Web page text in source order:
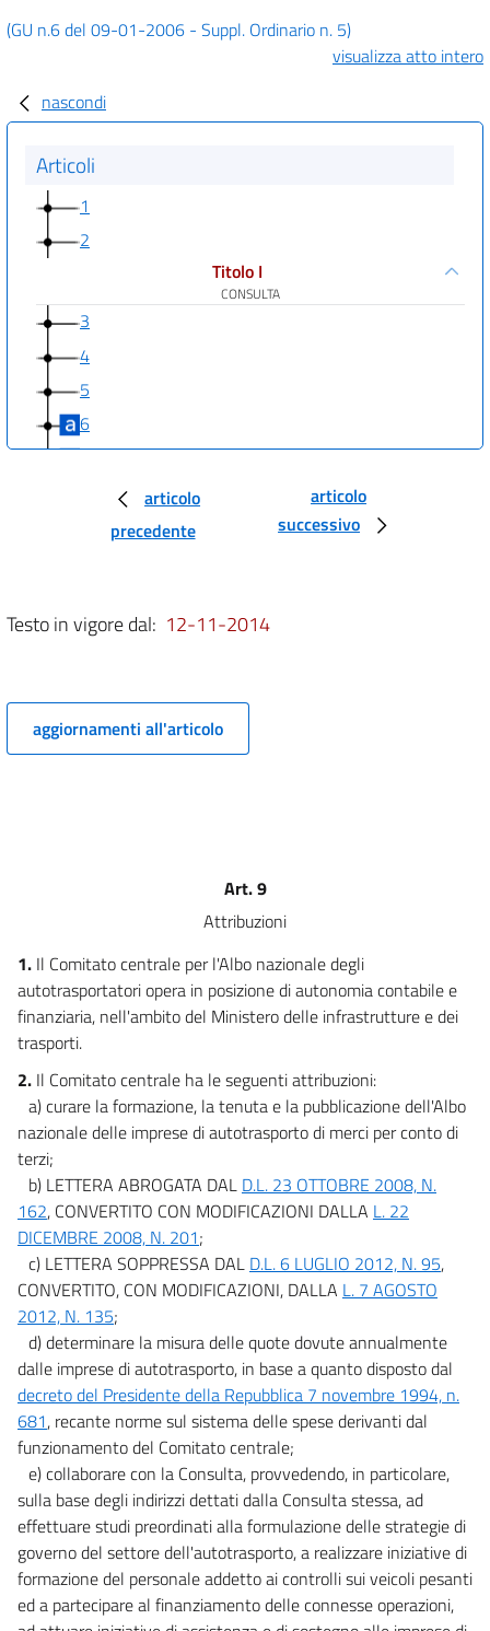
(GU n.6 del 09-01-2006 - Suppl. Ordinario n. 5)
visualizza atto intero
nascondi
Articoli
1
2
Titolo I
CONSULTA
3
4
5
6
7
COMITATO CENTRALE
11
13
14
articolo
precedente
articolo
successivo
Testo in vigore dal: 12-11-2014
aggiornamenti all'articolo
Art. 9
Attribuzioni
1. Il Comitato centrale per l'Albo nazionale degli
autotrasportatori opera in posizione di autonomia contabile e
finanziaria, nell'ambito del Ministero delle infrastrutture e dei
trasporti.
2. Il Comitato centrale ha le seguenti attribuzioni:
a) curare la formazione, la tenuta e la pubblicazione dell'Albo
nazionale delle imprese di autotrasporto di merci per conto di
terzi;
b) LETTERA ABROGATA DAL D.L. 23 OTTOBRE 2008, N.
162, CONVERTITO CON MODIFICAZIONI DALLA L. 22
DICEMBRE 2008, N. 201;
c) LETTERA SOPPRESSA DAL D.L. 6 LUGLIO 2012, N. 95,
CONVERTITO, CON MODIFICAZIONI, DALLA L. 7 AGOSTO
2012, N. 135;
d) determinare la misura delle quote dovute annualmente
dalle imprese di autotrasporto, in base a quanto disposto dal
decreto del Presidente della Repubblica 7 novembre 1994, n.
681, recante norme sul sistema delle spese derivanti dal
funzionamento del Comitato centrale;
e) collaborare con la Consulta, provvedendo, in particolare,
sulla base degli indirizzi dettati dalla Consulta stessa, ad
effettuare studi preordinati alla formulazione delle strategie di
governo del settore dell'autotrasporto, a realizzare iniziative di
formazione del personale addetto ai controlli sui veicoli pesanti
ed a partecipare al finanziamento delle connesse operazioni,